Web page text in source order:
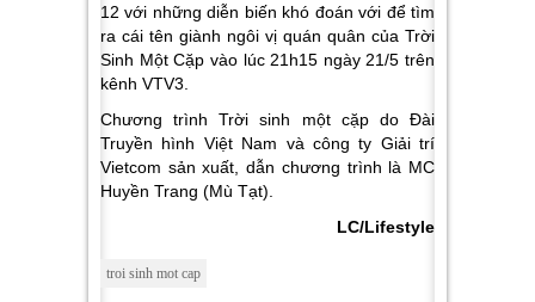
12 với những diễn biến khó đoán với để tìm
ra cái tên giành ngôi vị quán quân của Trời
Sinh Một Cặp vào lúc 21h15 ngày 21/5 trên
kênh VTV3.
Chương trình Trời sinh một cặp do Đài
Truyền hình Việt Nam và công ty Giải trí
Vietcom sản xuất, dẫn chương trình là MC
Huyền Trang (Mù Tạt).
LC/Lifestyle
troi sinh mot cap